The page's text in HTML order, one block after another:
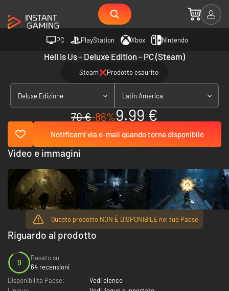
PC PlayStation Xbox Nintendo
Hell is Us - Deluxe Edition - PC (Steam)
Steam Prodotto esaurito
Deluxe Edizione Latin America
70 €-86%9.99 €
Notificami via e-mail quando torna disponibile
Questo prodotto NON È DISPONIBILE nel tuo Paese
Riguardo al prodotto
9
Basato su
64 recensioni
Disponibilità Paese:
Vedi elenco
Video e immagini